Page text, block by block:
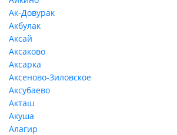
Ак-Довурак
Акбулак
Аксай
Аксаково
Аксарка
Аксеново-Зиловское
Аксубаево
Акташ
Акуша
Алагир